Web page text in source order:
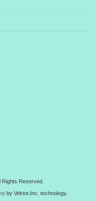
Reserved.
by Vektor,Inc. technology.